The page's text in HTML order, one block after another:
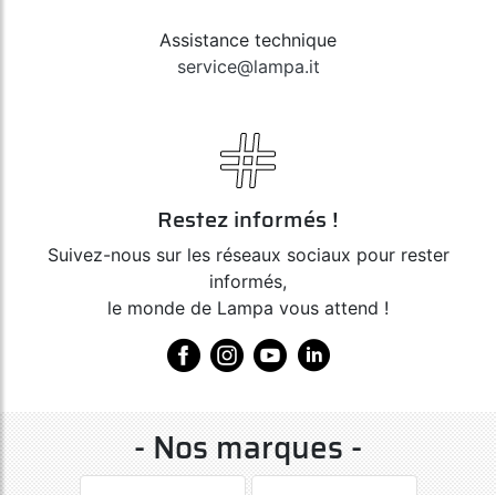
Assistance technique
service@lampa.it
Restez informés !
Suivez-nous sur les réseaux sociaux pour rester
informés,
le monde de Lampa vous attend !
- Nos marques -